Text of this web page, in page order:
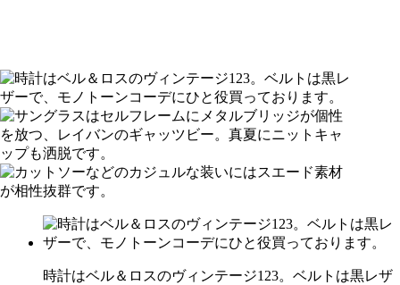
時計はベル＆ロスのヴィンテージ123。ベルトは黒レザ